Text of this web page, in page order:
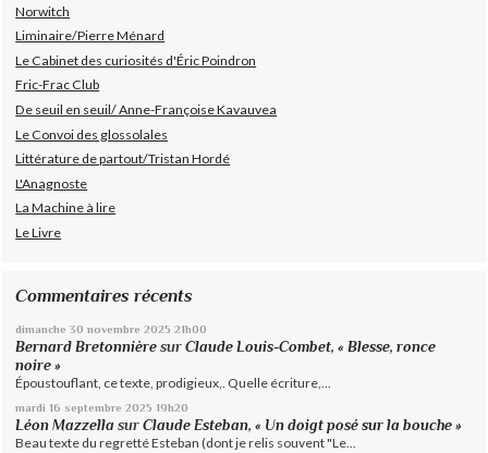
Norwitch
Liminaire/Pierre Ménard
Le Cabinet des curiosités d'Éric Poindron
Fric-Frac Club
De seuil en seuil/ Anne-Françoise Kavauvea
Le Convoi des glossolales
Littérature de partout/Tristan Hordé
L'Anagnoste
La Machine à lire
Le Livre
Commentaires récents
dimanche 30 novembre 2025 21h00
Bernard Bretonnière surClaude Louis-Combet, « Blesse, ronce
noire »
Époustouflant, ce texte, prodigieux,. Quelle écriture,...
mardi 16 septembre 2025 19h20
Léon Mazzella surClaude Esteban, « Un doigt posé sur la bouche »
Beau texte du regretté Esteban (dont je relis souvent "Le...